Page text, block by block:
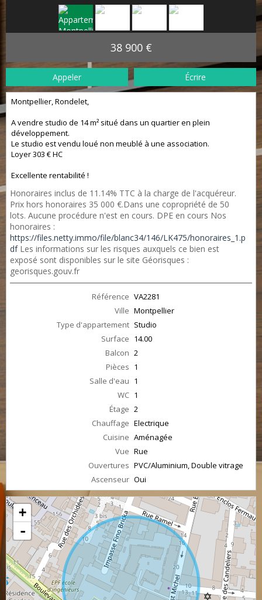
38 900 €
Appeler Écrire
Montpellier, Rondelet,
A vendre studio de 14 m² situé dans un quartier en plein
développement.
Le studio est vendu loué non meublé à une association.
Loyer 303 € HC
Excellente rentabilité !
Honoraires inclus de 11.14% TTC à la charge de l'acquéreur.
Prix hors honoraires 35 000 €.Dans une copropriété de 50
lots. Aucune procédure n'est en cours. DPE en cours Nos
honoraires :
https://files.netty.immo/file/blanc34/146/LK475/honoraires_1.p
dfLes informations sur les risques auxquels ce bien est
exposé sont disponibles sur le site Géorisques :
georisques.gouv.fr
Référence VA2281
Ville Montpellier
Type d'appartement Studio
Surface 14.00
Balcon 2
Pièces 1
Salle d'eau 1
WC 1
Étage 2
Chauffage Electrique
Cuisine Aménagée
Vue Rue
Ouvertures PVC/Aluminium, Double vitrage
Ascenseur Oui
+
-